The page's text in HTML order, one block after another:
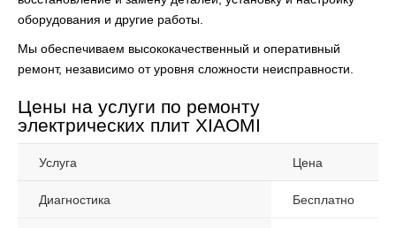
оборудования и другие работы.
Мы обеспечиваем высококачественный и оперативный
ремонт, независимо от уровня сложности неисправности.
Цены на услуги по ремонту
электрических плит XIAOMI
Услуга Цена
Диагностика Бесплатно